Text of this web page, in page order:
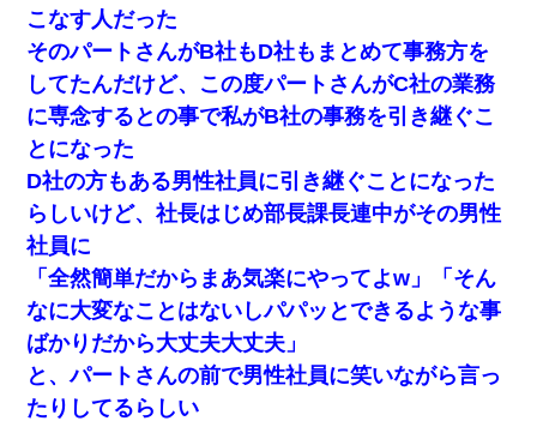
こなす人だった
そのパートさんがB社もD社もまとめて事務方を
してたんだけど、この度パートさんがC社の業務
に専念するとの事で私がB社の事務を引き継ぐこ
とになった
D社の方もある男性社員に引き継ぐことになった
らしいけど、社長はじめ部長課長連中がその男性
社員に
「全然簡単だからまあ気楽にやってよw」「そん
なに大変なことはないしパパッとできるような事
ばかりだから大丈夫大丈夫」
と、パートさんの前で男性社員に笑いながら言っ
たりしてるらしい